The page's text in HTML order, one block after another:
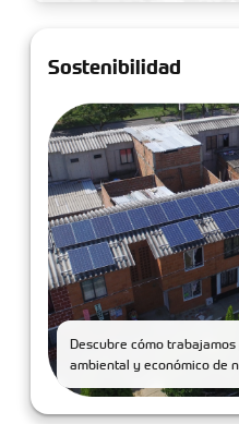
Sostenibilidad
Descubre cómo
ambiental y económico de